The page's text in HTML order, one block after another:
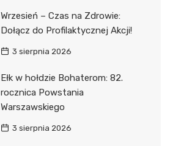
Wrzesień – Czas na Zdrowie:
Dołącz do Profilaktycznej Akcji!
3 sierpnia 2026
Ełk w hołdzie Bohaterom: 82.
rocznica Powstania
Warszawskiego
3 sierpnia 2026